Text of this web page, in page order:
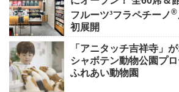
フルーツ³フラペチーノ®
初展開
「アニタッチ吉祥寺」
シャボテン動物公園プ
ふれあい動物園